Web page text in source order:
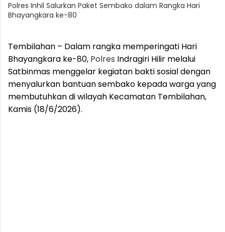
Polres Inhil Salurkan Paket Sembako dalam Rangka Hari
Bhayangkara ke-80
Tembilahan – Dalam rangka memperingati Hari
Bhayangkara ke-80, Polres Indragiri Hilir melalui
Satbinmas menggelar kegiatan bakti sosial dengan
menyalurkan bantuan sembako kepada warga yang
membutuhkan di wilayah Kecamatan Tembilahan,
Kamis (18/6/2026).